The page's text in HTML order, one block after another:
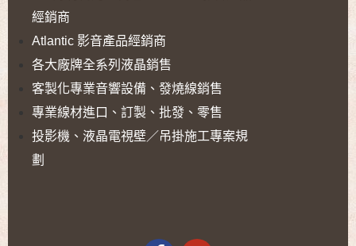
經銷商
Atlantic 影音產品經銷商
各大廠牌全系列液晶銷售
客製化專業音響設備、發燒線銷售
專業線材進口、訂製、批發、零售
投影機、液晶電視壁／吊掛施工專案規
劃